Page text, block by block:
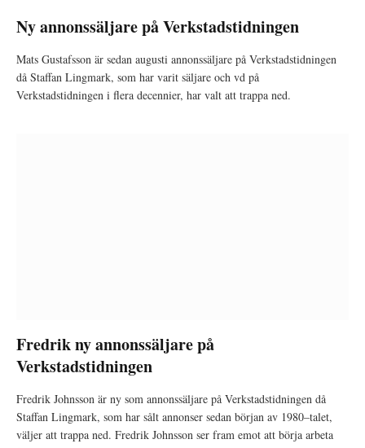
Ny annonssäljare på Verkstadstidningen
Mats Gustafsson är sedan augusti annonssäljare på Verkstadstidningen
då Staffan Lingmark, som har varit säljare och vd på
Verkstadstidningen i flera decennier, har valt att trappa ned.
Fredrik ny annonssäljare på
Verkstadstidningen
Fredrik Johnsson är ny som annonssäljare på Verkstadstidningen då
Staffan Lingmark, som har sålt annonser sedan början av 1980–talet,
väljer att trappa ned. Fredrik Johnsson ser fram emot att börja arbeta